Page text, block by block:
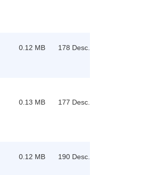
0.12 MB
178 Desc.
0.13 MB
177 Desc.
0.12 MB
190 Desc.